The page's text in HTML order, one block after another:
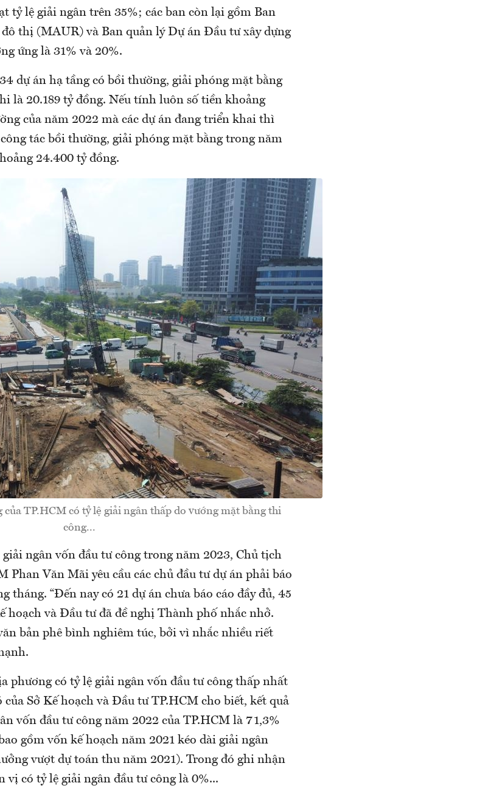
tỷ lệ giải ngân trên 35%; các ban còn lại gồm Ban
thị (MAUR) và Ban quản lý Dự án Đầu tư xây dựng
ứng là 31% và 20%.
dự án hạ tầng có bồi thường, giải phóng mặt bằng
là 20.189 tỷ đồng. Nếu tính luôn số tiền khoảng
của năm 2022 mà các dự án đang triển khai thì
tác bồi thường, giải phóng mặt bằng trong năm
24.400 tỷ đồng.
của TP.HCM có tỷ lệ giải ngân thấp do vướng mặt bằng thi
công...
ngân vốn đầu tư công trong năm 2023, Chủ tịch
Phan Văn Mãi yêu cầu các chủ đầu tư dự án phải báo
tháng. “Đến nay có 21 dự án chưa báo cáo đầy đủ, 45
hoạch và Đầu tư đã đề nghị Thành phố nhắc nhở.
bản phê bình nghiêm túc, bởi vì nhắc nhiều riết
phương có tỷ lệ giải ngân vốn đầu tư công thấp nhất
của Sở Kế hoạch và Đầu tư TP.HCM cho biết, kết quả
vốn đầu tư công năm 2022 của TP.HCM là 71,3%
gồm vốn kế hoạch năm 2021 kéo dài giải ngân
vượt dự toán thu năm 2021). Trong đó ghi nhận
vị có tỷ lệ giải ngân đầu tư công là 0%...